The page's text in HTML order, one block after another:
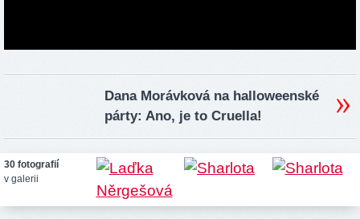
Dana Morávková na halloweenské
párty: Ano, je to Cruella!
30 fotografií
v galerii